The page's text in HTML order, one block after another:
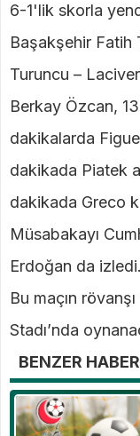
6-1'lik skorla
Başakşehir Fatih
Turuncu –
Berkay Özcan,
dakikalarda
dakikada Piatek
dakikada Greco
Müsabakayı
Erdoğan da izledi.
Bu maçın
Stadı’nda
BENZER HABER